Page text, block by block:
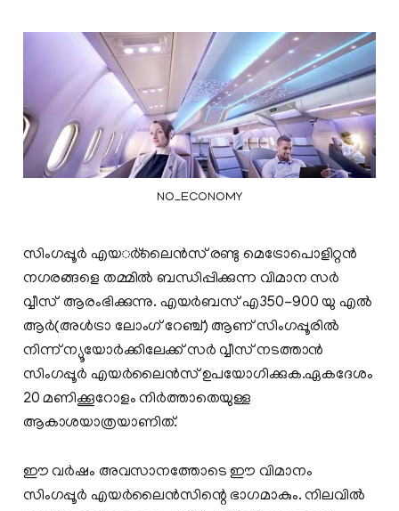
NO_ECONOMY
സിംഗപ്പൂര്‍ എയര്‍്‌ലൈന്‍സ് രണ്ടു മെട്രോപൊളിറ്റന്‍
നഗരങ്ങളെ തമ്മില്‍ ബന്ധിപ്പിക്കുന്ന വിമാന സര്‍
വ്വീസ് ആരംഭിക്കുന്നു. എയര്‍ബസ് എ350-900 യു എല്‍
ആര്‍(അള്‍ട്രാ ലോംഗ് റേഞ്ച്) ആണ് സിംഗപ്പൂരില്‍
നിന്ന് ന്യൂയോര്‍ക്കിലേക്ക് സര്‍ വ്വീസ് നടത്താന്‍
സിംഗപ്പൂര്‍ എയര്‍ലൈന്‍സ് ഉപയോഗിക്കുക.ഏകദേശം
20 മണിക്കൂറോളം നിര്‍ത്താതെയുള്ള
ആകാശയാത്രയാണിത്‌.
ഈ വര്‍ഷം അവസാനത്തോടെ ഈ വിമാനം
സിംഗപ്പൂര്‍ എയര്‍ലൈന്‍സിന്റെ ഭാഗമാകും. നിലവില്‍